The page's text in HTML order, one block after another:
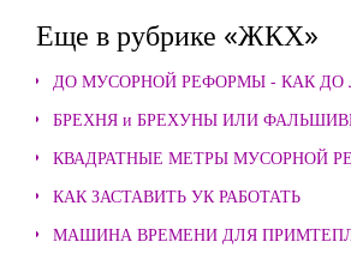
Еще в рубрике «ЖКХ»
ДО МУСОРНОЙ РЕФОРМЫ - КАК
БРЕХНЯ и БРЕХУНЫ ИЛИ
КВАДРАТНЫЕ МЕТРЫ МУСОРНОЙ
КАК ЗАСТАВИТЬ УК РАБОТАТЬ
МАШИНА ВРЕМЕНИ ДЛЯ